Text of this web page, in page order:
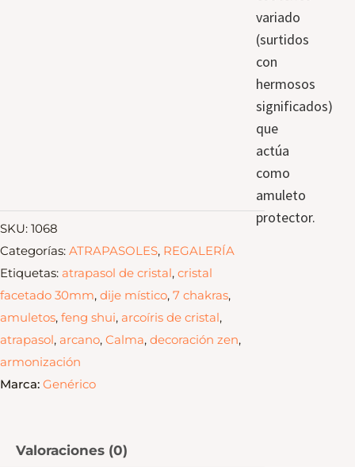
variado
(surtidos
con
hermosos
significados)
que
actúa
como
amuleto
protector.
SKU: 1068
Categorías: ATRAPASOLES, REGALERÍA
Etiquetas: atrapasol de cristal, cristal
facetado 30mm, dije místico, 7 chakras,
amuletos, feng shui, arcoíris de cristal,
atrapasol, arcano, Calma, decoración zen,
armonización
Marca: Genérico
Valoraciones (0)